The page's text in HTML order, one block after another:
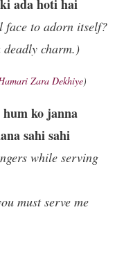
ada hoti hai
face to adorn itself?
charm.)
Zara Dekhiye)
ko janna
sahi sahi
while serving
must serve me